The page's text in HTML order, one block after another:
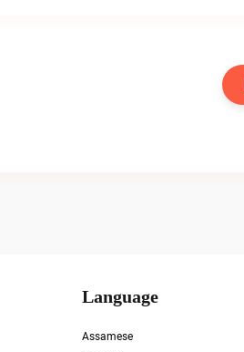
Language
Assamese